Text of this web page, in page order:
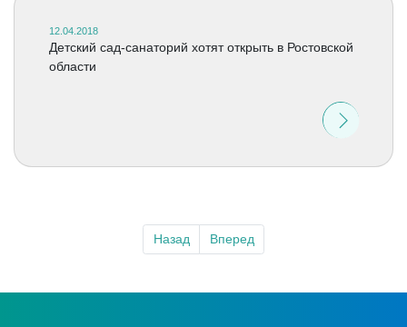
12.04.2018
Детский сад-санаторий хотят открыть в Ростовской
области
Назад Вперед